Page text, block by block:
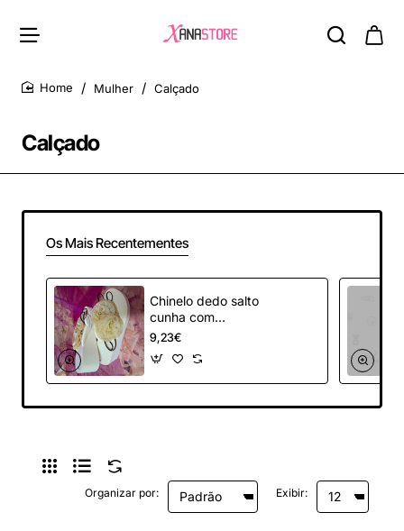
Calçado
Mulher Calçado
Os Mais Recentementes
Chinelo dedo salto
cunha com
aplicação flor - Beje
9,23€
Organizar por: Exibir: